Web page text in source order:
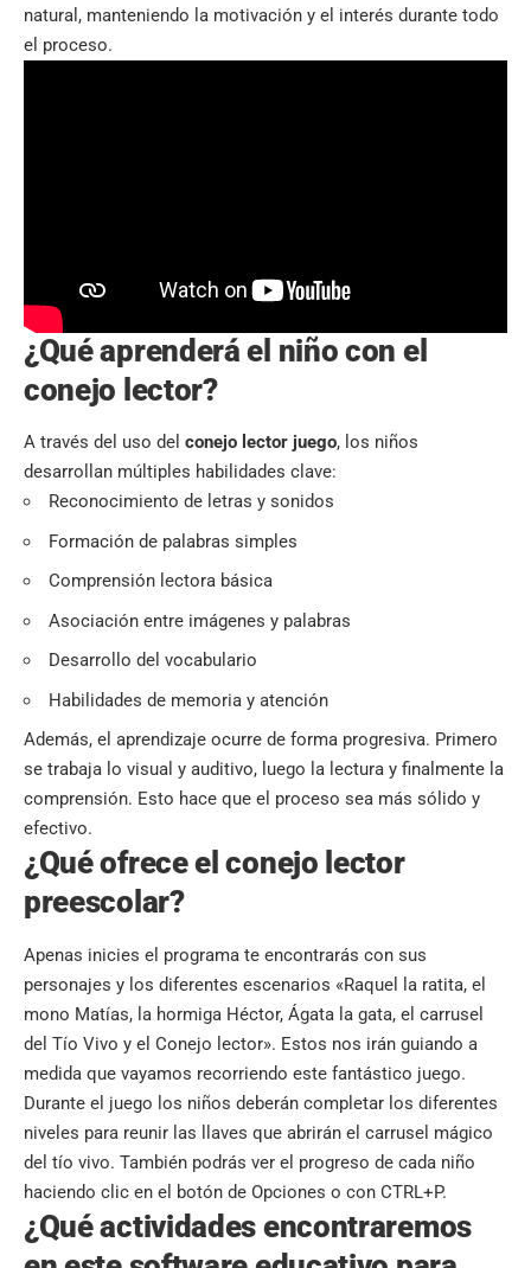
natural, manteniendo la motivación y el interés durante todo
el proceso.
¿Qué aprenderá el niño con el
conejo lector?
A través del uso del conejo lector juego, los niños
desarrollan múltiples habilidades clave:
Reconocimiento de letras y sonidos
Formación de palabras simples
Comprensión lectora básica
Asociación entre imágenes y palabras
Desarrollo del vocabulario
Habilidades de memoria y atención
Además, el aprendizaje ocurre de forma progresiva. Primero
se trabaja lo visual y auditivo, luego la lectura y finalmente la
comprensión. Esto hace que el proceso sea más sólido y
efectivo.
¿Qué ofrece el conejo lector
preescolar?
Apenas inicies el programa te encontrarás con sus
personajes y los diferentes escenarios «Raquel la ratita, el
mono Matías, la hormiga Héctor, Ágata la gata, el carrusel
del Tío Vivo y el Conejo lector». Estos nos irán guiando a
medida que vayamos recorriendo este fantástico juego.
Durante el juego los niños deberán completar los diferentes
niveles para reunir las llaves que abrirán el carrusel mágico
del tío vivo. También podrás ver el progreso de cada niño
haciendo clic en el botón de Opciones o con CTRL+P.
¿Qué actividades encontraremos